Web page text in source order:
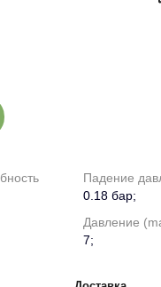
Падение
0.18 бар;
Давление
7;